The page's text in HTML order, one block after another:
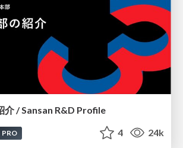
介 / Sansan R&D Profile
PRO 4 24k